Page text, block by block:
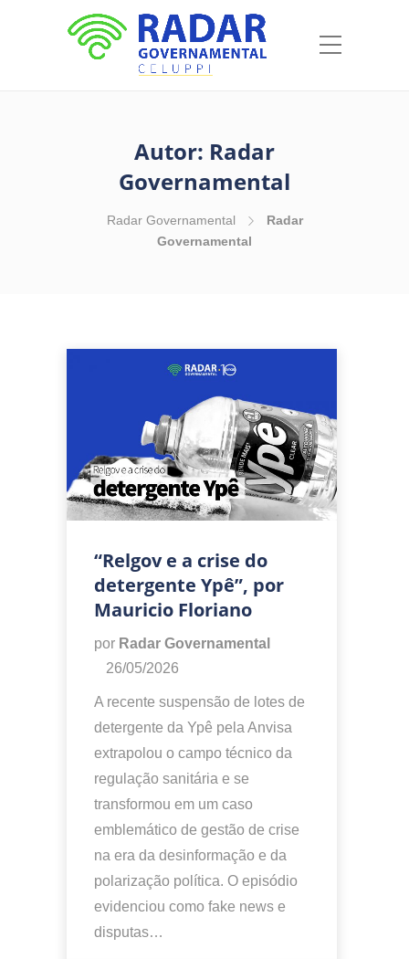
Autor: Radar
Governamental
Radar Governamental
Radar
Governamental
“Relgov e a crise do
detergente Ypê”, por
Mauricio Floriano
por Radar Governamental
26/05/2026
A recente suspensão de lotes de
detergente da Ypê pela Anvisa
extrapolou o campo técnico da
regulação sanitária e se
transformou em um caso
emblemático de gestão de crise
na era da desinformação e da
polarização política. O episódio
evidenciou como fake news e
disputas…